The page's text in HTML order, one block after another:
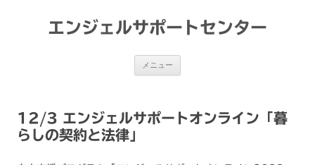
エンジェルサポートセンター
メニュー
12/3 エンジェルサポートオンライン「暮
らしの契約と法律」